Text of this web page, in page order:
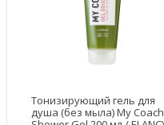
Тонизирующий гель для
душа (без мыла) My